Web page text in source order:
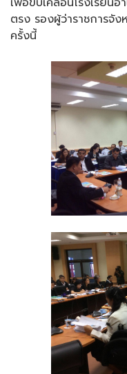
ตรง รองผู้ว่าราชการจัง
ครั้งนี้